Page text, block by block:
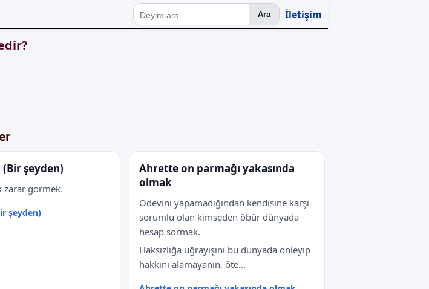
Ara İletişim
(Bir şeyden)
zarar görmek.
şeyden)
Ahrette on parmağı yakasında
olmak
Ödevini yapamadığından kendisine karşı
sorumlu olan kimseden öbür dünyada
hesap sormak.
Haksızlığa uğrayışını bu dünyada önleyip
hakkını alamayanın, öte...